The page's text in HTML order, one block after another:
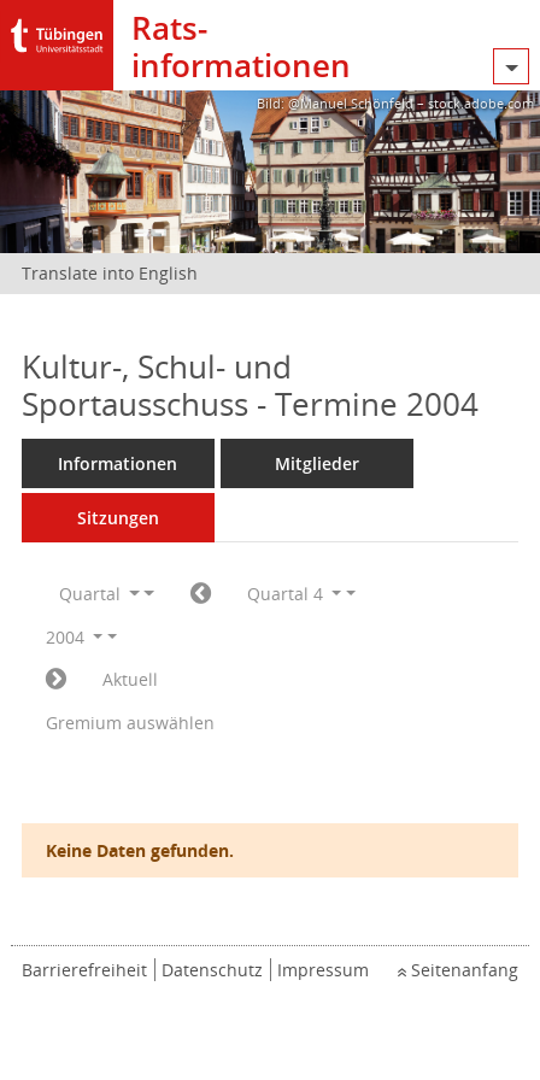
Rats­
informationen
Bild: @Manuel Schönfeld – stock.adobe.com
Translate into English
Kultur-, Schul- und
Sportausschuss - Termine 2004
Informationen Mitglieder
Sitzungen
Quartal
Quartal 4
2004
Aktuell
Gremium auswählen
Keine Daten gefunden.
Barrierefreiheit Datenschutz Impressum Seitenanfang